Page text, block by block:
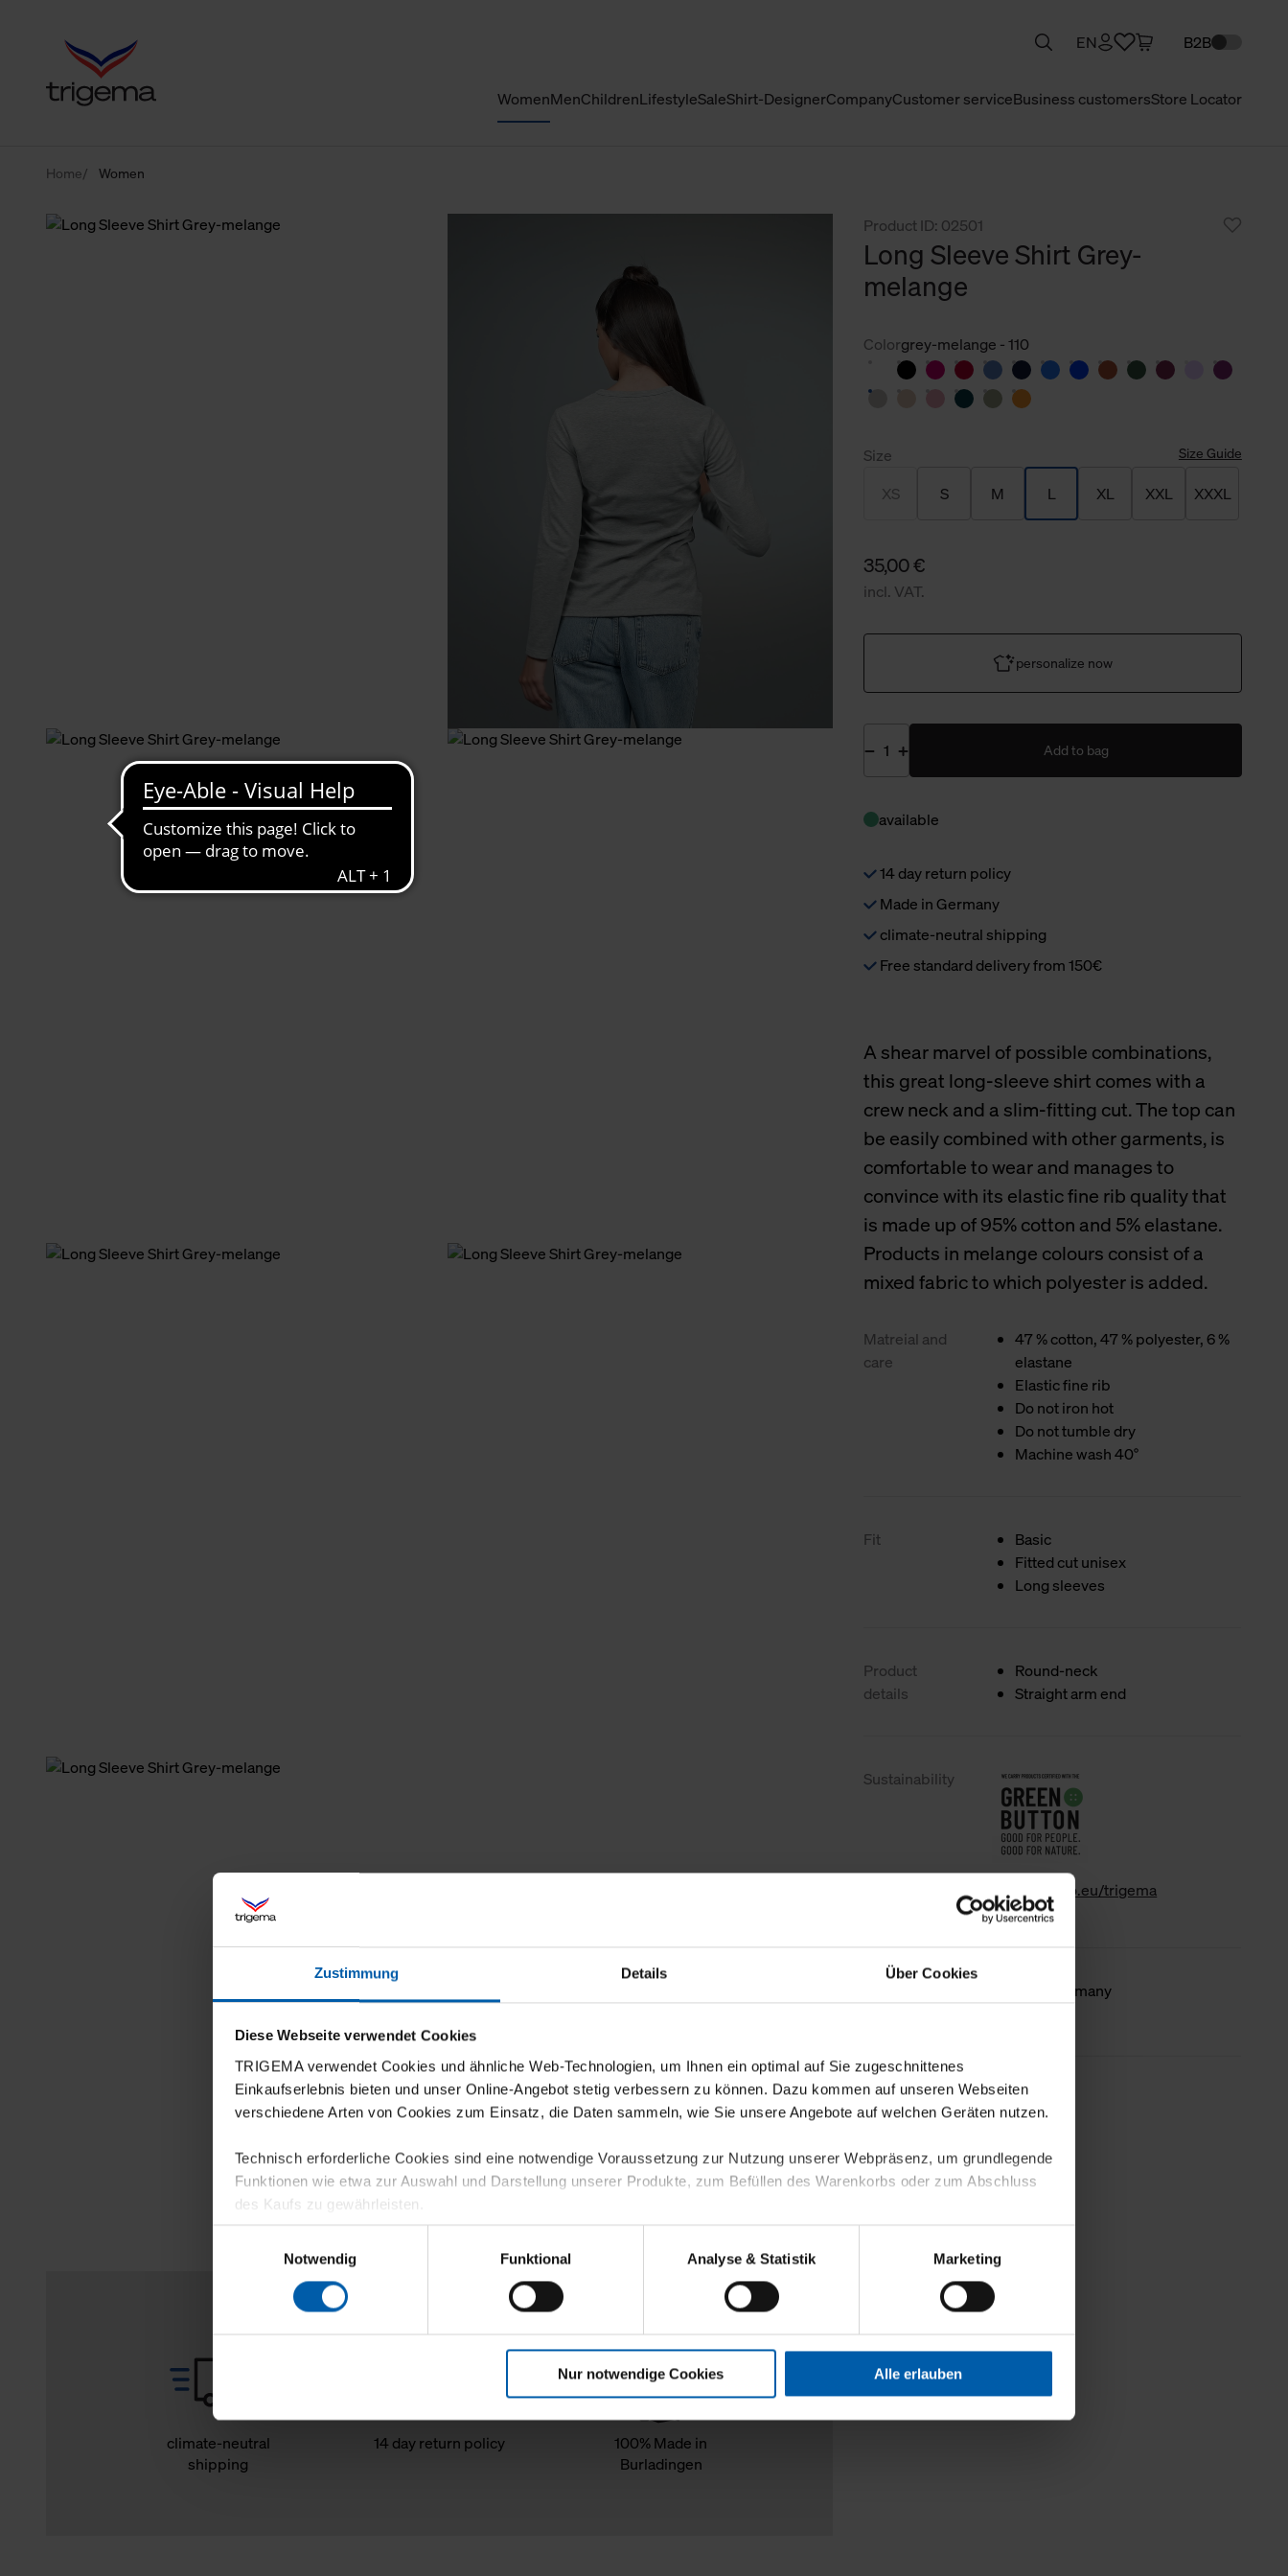
Zustimmung Details Über Cookies
Diese Webseite verwendet Cookies
TRIGEMA verwendet Cookies und ähnliche Web-Technologien, um Ihnen ein optimal auf Sie zugeschnittenes
Einkaufserlebnis bieten und unser Online-Angebot stetig verbessern zu können. Dazu kommen auf unseren Webseiten
verschiedene Arten von Cookies zum Einsatz, die Daten sammeln, wie Sie unsere Angebote auf welchen Geräten nutzen.
Technisch erforderliche Cookies sind eine notwendige Voraussetzung zur Nutzung unserer Webpräsenz, um grundlegende
Funktionen wie etwa zur Auswahl und Darstellung unserer Produkte, zum Befüllen des Warenkorbs oder zum Abschluss
des Kaufs zu gewährleisten.
Für die Darstellung personalisierter Angebote, Anzeigen und Inhalte aufgrund Ihres Nutzerverhaltens und Ihres Profils
sowie für Marketing-, Statistik- und Tracking-Zwecke zur Analyse und Optimierung unserer Webpräsenz speichern wir
personenbezogene Informationen. Diese übermitteln wir in anonymisierter Form an Dritte wie etwa unsere
Klicken Sie auf "Alle erlauben", damit wir alle Cookies und Web-Technologien für Ihr personalisiertes Einkaufserlebnis
verwenden dürfen. Über die jeweiligen Schaltflächen können Sie die Arten der Cookies selbst festlegen, die Sie erlauben
Notwendig
Funktional Analyse & Statistik Marketing
Nur notwendige Cookies Alle erlauben
WomenMenChildrenLifestyleSaleShirt-DesignerCompanyCustomer serviceBusiness customersStore Locator
EN B2B
Home Women
climate-neutral
shipping
14 day return policy
100% Made in
Burladingen
Product ID: 02501
Long Sleeve Shirt Grey-
melange
Colorgrey-melange - 110
Size Size Guide
XS S M L XL XXL XXXL
35,00 €
incl. VAT.
personalize now
Add to bag
available
14 day return policy
Made in Germany
climate-neutral shipping
Free standard delivery from 150€
A shear marvel of possible combinations,
this great long-sleeve shirt comes with a
crew neck and a slim-fitting cut. The top can
be easily combined with other garments, is
comfortable to wear and manages to
convince with its elastic fine rib quality that
is made up of 95% cotton and 5% elastane.
Products in melange colours consist of a
mixed fabric to which polyester is added.
Matreial and
care
47 % cotton, 47 % polyester, 6 %
elastane
Elastic fine rib
Do not iron hot
Do not tumble dry
Machine wash 40°
Fit
Basic
Fitted cut unisex
Long sleeves
Product
details
Round-neck
Straight arm end
Sustainability
www.gk-info.eu/trigema
Made in Germany
less information